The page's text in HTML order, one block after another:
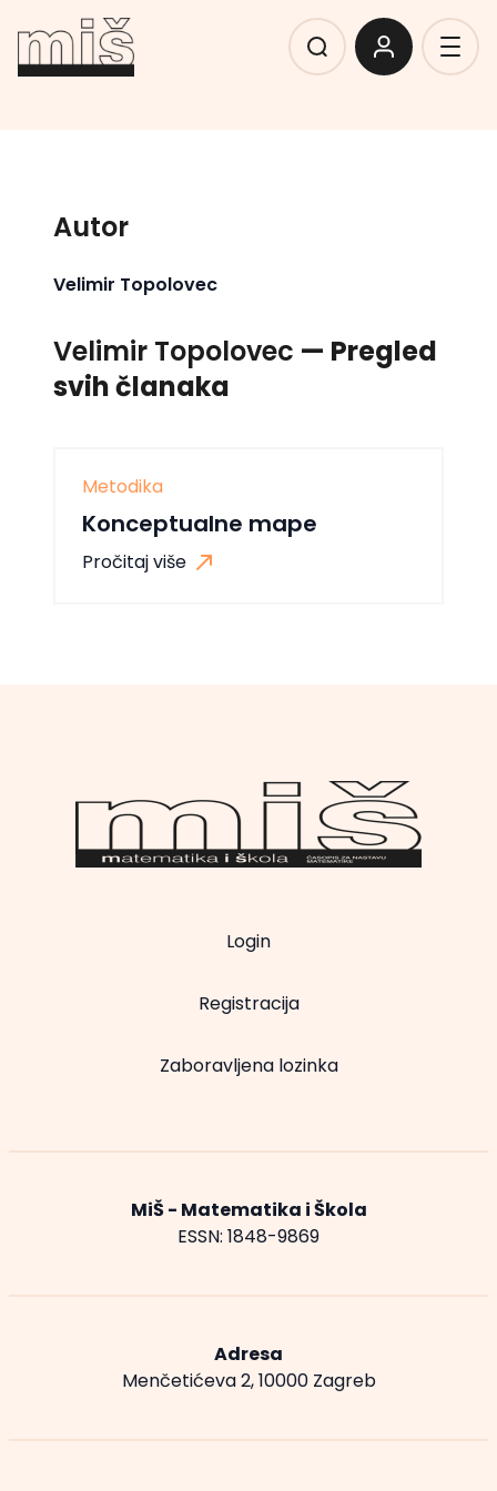
Autor
Velimir Topolovec
Velimir Topolovec — Pregled
svih članaka
Metodika
Konceptualne mape
Pročitaj više
Login
Registracija
Zaboravljena lozinka
MiŠ - Matematika i Škola
ESSN: 1848-9869
Adresa
Menčetićeva 2, 10000 Zagreb